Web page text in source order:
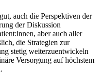
auch die Perspektiven der
der Diskussion
aber auch aller
die Strategien zur
stetig weiterzuentwickeln
Versorgung auf höchstem